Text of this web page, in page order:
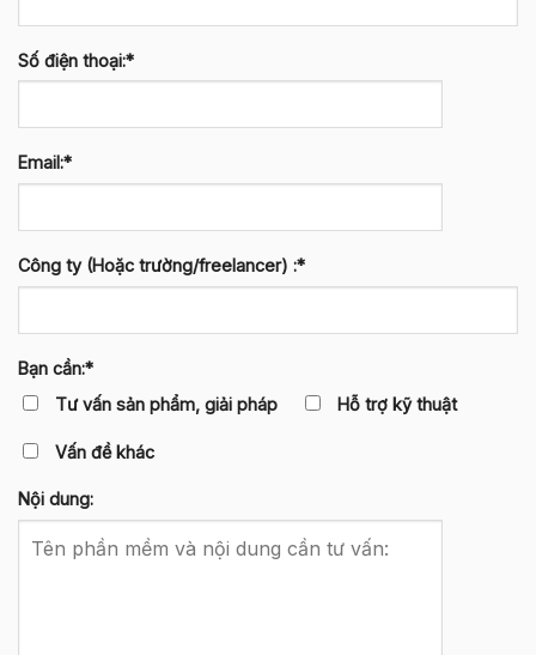
Số điện thoại:*
Email:*
Công ty (Hoặc trường/freelancer) :*
Bạn cần:*
Tư vấn sản phẩm, giải pháp
Hỗ trợ kỹ thuật
Vấn đề khác
Nội dung: